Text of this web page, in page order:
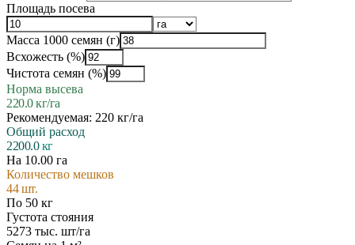
Площадь посева
Масса 1000 семян (г)
Всхожесть (%)
Чистота семян (%)
Норма высева
220.0 кг/га
Рекомендуемая: 220 кг/га
Общий расход
2200.0 кг
На 10.00 га
Количество мешков
44 шт.
По 50 кг
Густота стояния
5273 тыс. шт/га